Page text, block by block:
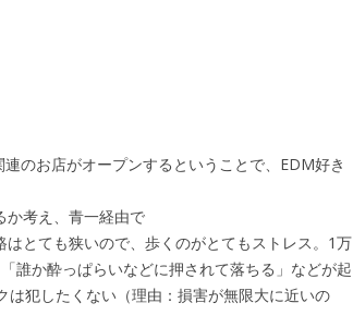
のお店がオープンするということで、EDM好き
か考え、青一経由で
とても狭いので、歩くのがとてもストレス。1万
誰か酔っぱらいなどに押されて落ちる」などが起
犯したくない（理由：損害が無限大に近いの